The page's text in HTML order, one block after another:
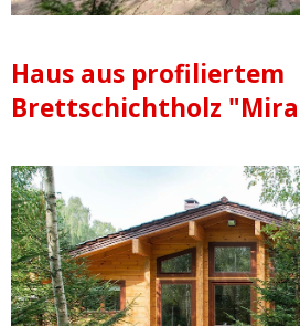
Haus aus profiliertem
Brettschichtholz